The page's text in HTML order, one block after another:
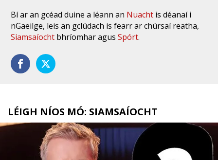
Bí ar an gcéad duine a léann an Nuacht is déanaí i
nGaeilge, leis an gclúdach is fearr ar chúrsaí reatha,
Siamsaíocht bhríomhar agusSpórt.
LÉIGH NÍOS MÓ: SIAMSAÍOCHT